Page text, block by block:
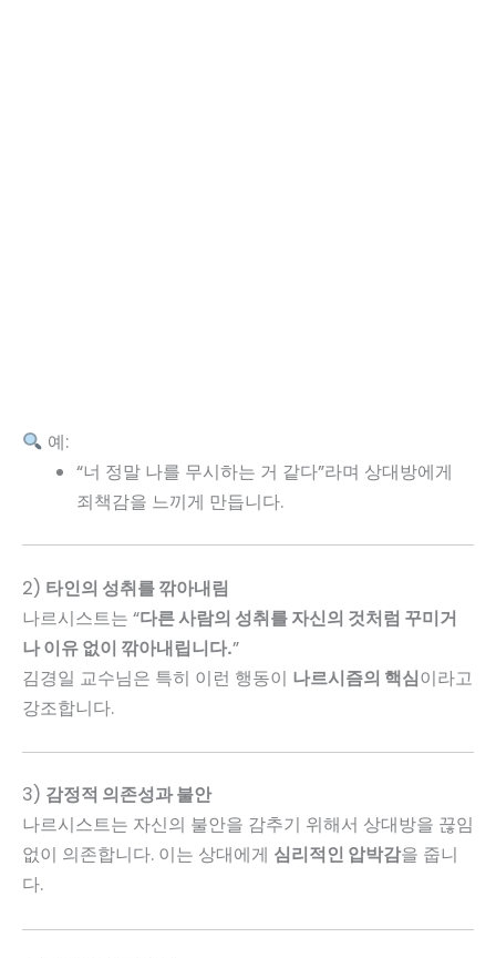
예:
“너 정말 나를 무시하는 거 같다”라며 상대방에게
죄책감을 느끼게 만듭니다.
2) 타인의 성취를 깎아내림
나르시스트는 “다른 사람의 성취를 자신의 것처럼 꾸미거
나 이유 없이 깎아내립니다.”
김경일 교수님은 특히 이런 행동이 나르시즘의 핵심이라고
강조합니다.
3) 감정적 의존성과 불안
나르시스트는 자신의 불안을 감추기 위해서 상대방을 끊임
없이 의존합니다. 이는 상대에게 심리적인 압박감을 줍니
다.